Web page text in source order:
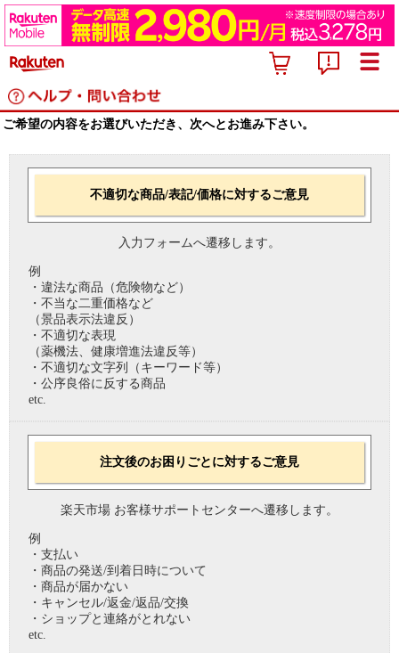
ご希望の内容をお選びいただき、次へとお進み下さい。
不適切な商品/表記/価格に対するご意見
入力フォームへ遷移します。
例
・違法な商品（危険物など）
・不当な二重価格など
（景品表示法違反）
・不適切な表現
（薬機法、健康増進法違反等）
・不適切な文字列（キーワード等）
・公序良俗に反する商品
etc.
注文後のお困りごとに対するご意見
楽天市場 お客様サポートセンターへ遷移します。
例
・支払い
・商品の発送/到着日時について
・商品が届かない
・キャンセル/返金/返品/交換
・ショップと連絡がとれない
etc.